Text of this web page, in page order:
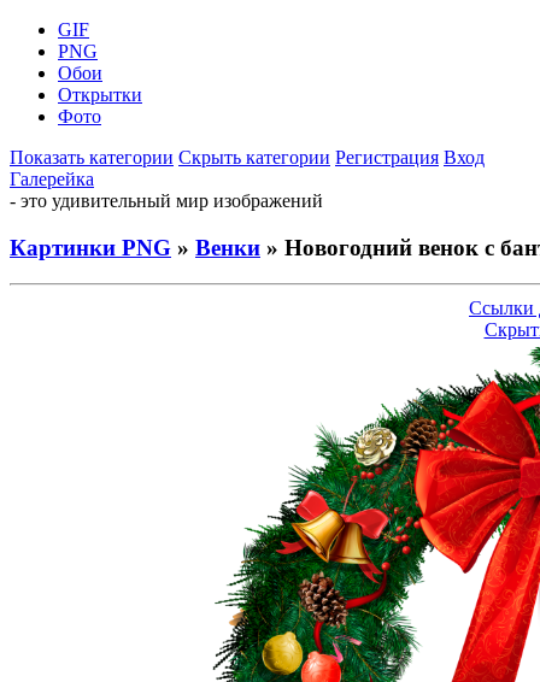
GIF
PNG
Обои
Открытки
Фото
Показать категории Скрыть категории Регистрация Вход
Галерейка
- это удивительный мир изображений
Картинки PNG » Венки » Новогодний венок с
Ссылки